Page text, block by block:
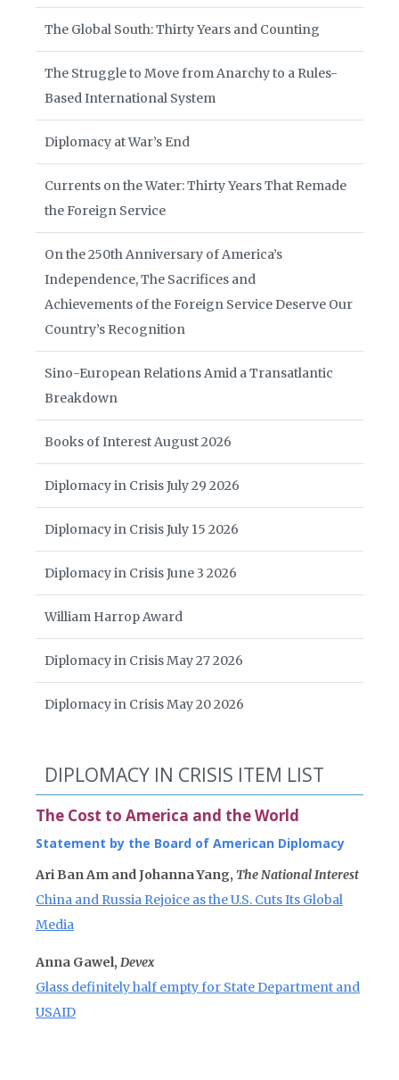
The Global South: Thirty Years and Counting
The Struggle to Move from Anarchy to a Rules-
Based International System
Diplomacy at War’s End
Currents on the Water: Thirty Years That Remade
the Foreign Service
On the 250th Anniversary of America’s
Independence, The Sacrifices and
Achievements of the Foreign Service Deserve Our
Country’s Recognition
Sino-European Relations Amid a Transatlantic
Breakdown
Books of Interest August 2026
Diplomacy in Crisis July 29 2026
Diplomacy in Crisis July 15 2026
Diplomacy in Crisis June 3 2026
William Harrop Award
Diplomacy in Crisis May 27 2026
Diplomacy in Crisis May 20 2026
DIPLOMACY IN CRISIS ITEM LIST
The Cost to America and the World
Statement by the Board of American Diplomacy
Ari Ban Am and Johanna Yang, The National Interest
China and Russia Rejoice as the U.S. Cuts Its Global
Media
Anna Gawel, Devex
Glass definitely half empty for State Department and
USAID